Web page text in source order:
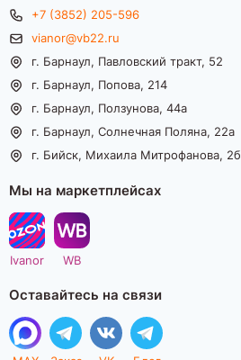
+7 (3852) 205-596
vianor@vb22.ru
г. Барнаул, Павловский тракт, 52
г. Барнаул, Попова, 214
г. Барнаул, Ползунова, 44а
г. Барнаул, Солнечная Поляна, 22а
г. Бийск, Михаила Митрофанова, 2б
Мы на маркетплейсах
Ivanor WB
Оставайтесь на связи